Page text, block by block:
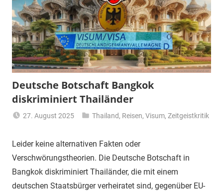
Deutsche Botschaft Bangkok
diskriminiert Thailänder
27. August 2025
Thailand, Reisen,Visum,Zeitgeistkritik
Leider keine alternativen Fakten oder
Verschwörungstheorien. Die Deutsche Botschaft in
Bangkok diskriminiert Thailänder, die mit einem
deutschen Staatsbürger verheiratet sind, gegenüber EU-